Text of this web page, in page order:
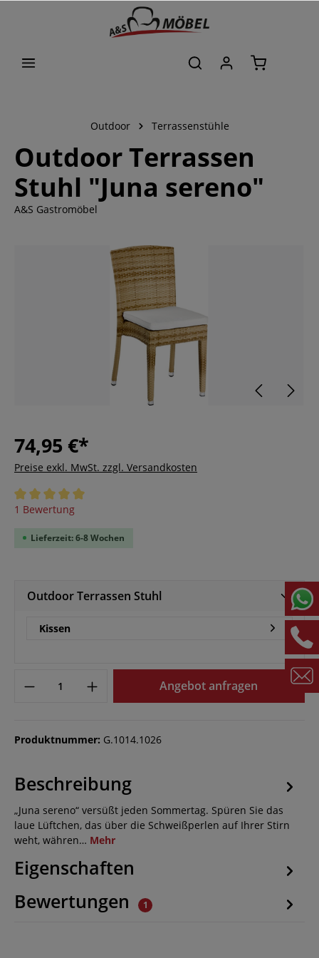
Outdoor Terrassenstühle
Outdoor Terrassen
Stuhl "Juna sereno"
A&S Gastromöbel
74,95 €*
Preise exkl. MwSt. zzgl. Versandkosten
Durchschnittliche Bewertung von 5 von 5 Sternen
1 Bewertung
Lieferzeit: 6-8 Wochen
Outdoor Terrassen Stuhl
Kissen
Angebot anfragen
Produktnummer: G.1014.1026
Beschreibung
„Juna sereno“ versüßt jeden Sommertag. Spüren Sie das
laue Lüftchen, das über die Schweißperlen auf Ihrer Stirn
weht, währen… Mehr
Eigenschaften
Bewertungen
1